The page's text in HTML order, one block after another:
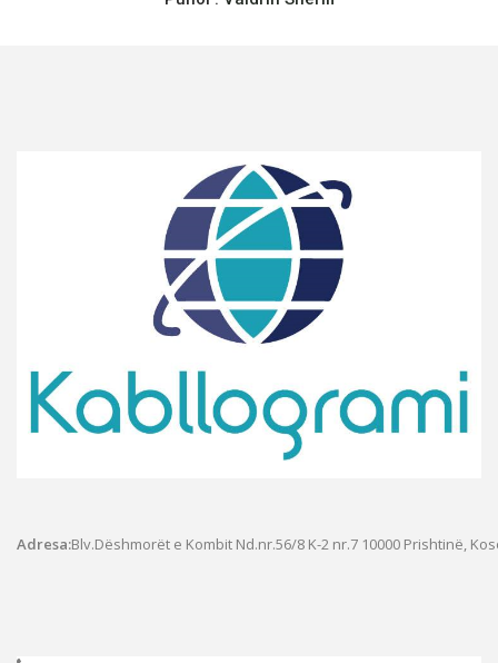
Adresa:Blv.Dëshmorët e Kombit Nd.nr.56/8 K-2 nr.7 10000 Prishtinë,